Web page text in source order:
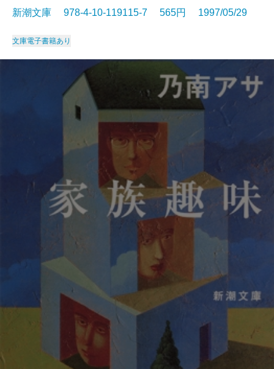
新潮文庫 978-4-10-119115-7 565円 1997/05/29
文庫電子書籍あり